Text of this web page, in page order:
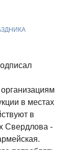
в местах
в
Свердлова -